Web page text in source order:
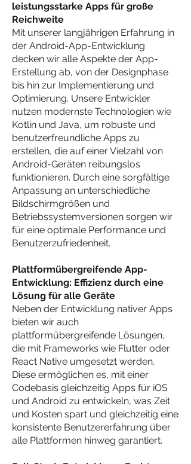
leistungsstarke Apps für große
Reichweite
Mit unserer langjährigen Erfahrung in
der Android-App-Entwicklung
decken wir alle Aspekte der App-
Erstellung ab, von der Designphase
bis hin zur Implementierung und
Optimierung. Unsere Entwickler
nutzen modernste Technologien wie
Kotlin und Java, um robuste und
benutzerfreundliche Apps zu
erstellen, die auf einer Vielzahl von
Android-Geräten reibungslos
funktionieren. Durch eine sorgfältige
Anpassung an unterschiedliche
Bildschirmgrößen und
Betriebssystemversionen sorgen wir
für eine optimale Performance und
Benutzerzufriedenheit.
Plattformübergreifende App-
Entwicklung: Effizienz durch eine
Lösung für alle Geräte
Neben der Entwicklung nativer Apps
bieten wir auch
plattformübergreifende Lösungen,
die mit Frameworks wie Flutter oder
React Native umgesetzt werden.
Diese ermöglichen es, mit einer
Codebasis gleichzeitig Apps für iOS
und Android zu entwickeln, was Zeit
und Kosten spart und gleichzeitig eine
konsistente Benutzererfahrung über
alle Plattformen hinweg garantiert.